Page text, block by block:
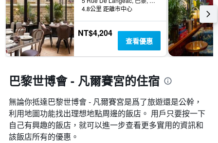
4.8公里 距離市中心
NT$4,204
查看優惠
巴黎世博會 - 凡爾賽宮的住宿
無論你抵達巴黎世博會 - 凡爾賽宮​是爲了旅遊還是公幹，
利用地圖功能找出理想地點周邊的飯店。 用戶只要按一下
自己有興趣的飯店，就可以進一步查看更多實用的資訊和
該飯店所有的優惠。